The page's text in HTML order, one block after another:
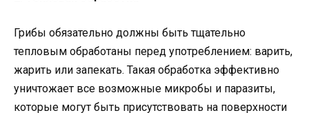
Грибы обязательно должны быть тщательно
тепловым обработаны перед употреблением: варить,
жарить или запекать. Такая обработка эффективно
уничтожает все возможные микробы и паразиты,
которые могут быть присутствовать на поверхности